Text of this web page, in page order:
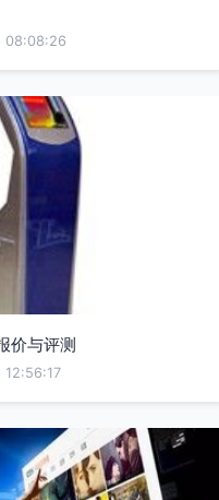
08:08:26
价与评测